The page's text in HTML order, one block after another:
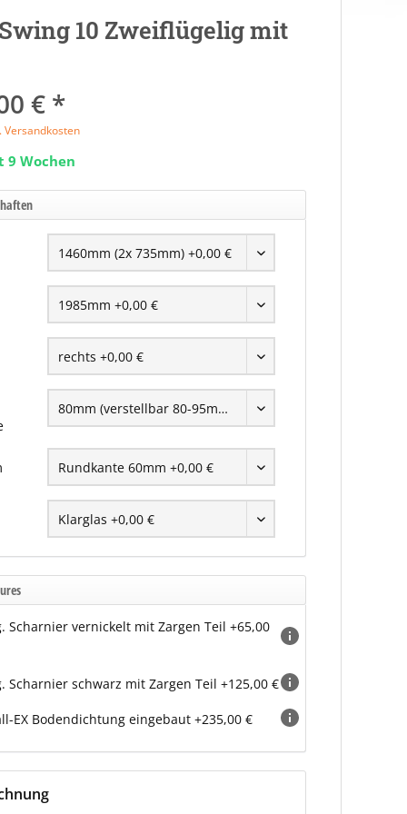
10 Zweiflügelig mit
€ *
Versandkosten
Wochen
Scharnier vernickelt mit Zargen Teil +65,00
Scharnier schwarz mit Zargen Teil +125,00 €
EX Bodendichtung eingebaut +235,00 €